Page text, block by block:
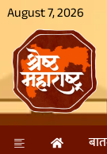
August 7, 2026